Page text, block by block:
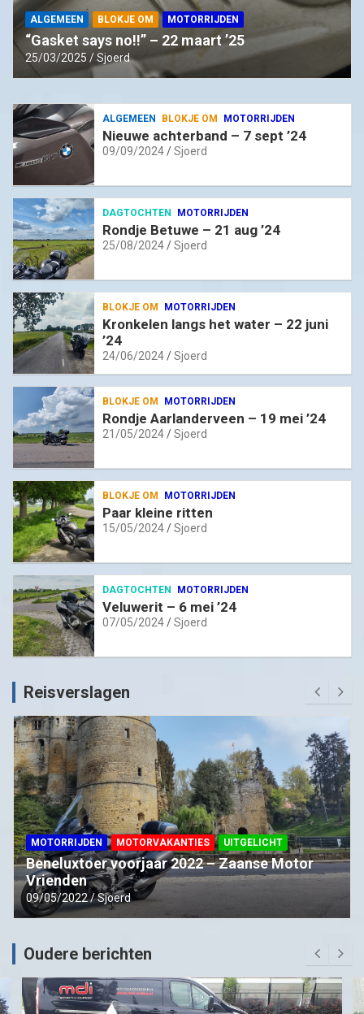
ALGEMEEN BLOKJE OM MOTORRIJDEN
“Gasket says no!!” – 22 maart ’25
25/03/2025 Sjoerd
ALGEMEEN BLOKJE OM MOTORRIJDEN
Nieuwe achterband – 7 sept ’24
09/09/2024 Sjoerd
DAGTOCHTEN MOTORRIJDEN
Rondje Betuwe – 21 aug ’24
25/08/2024 Sjoerd
BLOKJE OM MOTORRIJDEN
Kronkelen langs het water – 22 juni
’24
24/06/2024 Sjoerd
BLOKJE OM MOTORRIJDEN
Rondje Aarlanderveen – 19 mei ’24
21/05/2024 Sjoerd
BLOKJE OM MOTORRIJDEN
Paar kleine ritten
15/05/2024 Sjoerd
DAGTOCHTEN MOTORRIJDEN
Veluwerit – 6 mei ’24
07/05/2024 Sjoerd
Reisverslagen
MOTORRIJDEN MOTORVAKANTIES UITGELICHT
Beneluxtoer voorjaar 2022 – Zaanse Motor
Vrienden
09/05/2022 Sjoerd
Oudere berichten